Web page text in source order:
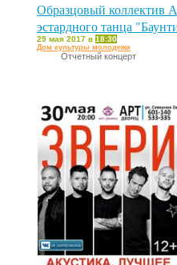
Образцовый коллектив
эстардного танца
29 мая 2017 в 18:30
Дом культуры молодежи
Отчетный концерт